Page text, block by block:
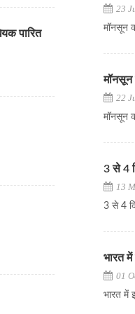
पारित
23
मॉनसून
मॉनसून
22
मॉनसून
3 से 4
13
3 से 4
भारत
01
भारत में